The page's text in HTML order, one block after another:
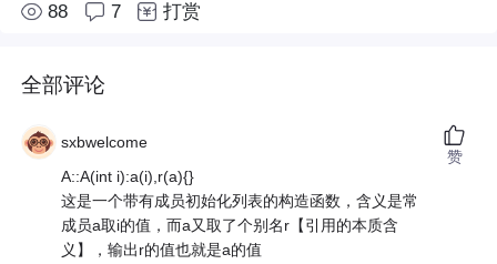
88 7 打赏
全部评论
sxbwelcome
A::A(int i):a(i),r(a){}
这是一个带有成员初始化列表的构造函数，含义是常
成员a取i的值，而a又取了个别名r【引用的本质含
义】，输出r的值也就是a的值
赞